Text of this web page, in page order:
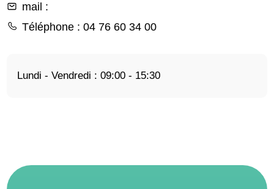
mail :
Téléphone : 04 76 60 34 00
Lundi - Vendredi : 09:00 - 15:30